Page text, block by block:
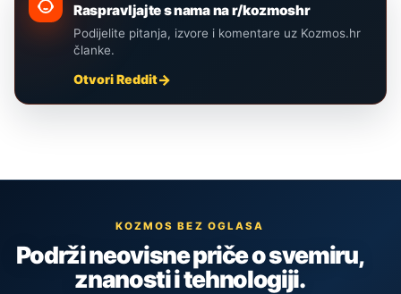
Raspravljajte s nama na r/kozmoshr
Podijelite pitanja, izvore i komentare uz Kozmos.hr
članke.
Otvori Reddit
KOZMOS BEZ OGLASA
Podrži neovisne priče o svemiru,
znanosti i tehnologiji.